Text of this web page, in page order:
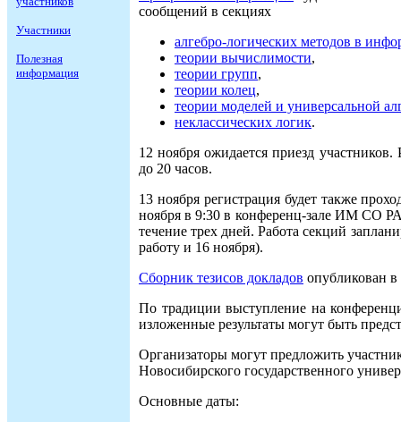
Участники
Полезная
информация
сообщений в секциях
алгебро-логических методов в
теории вычислимости,
теории групп,
теории колец,
теории моделей и универсальной
неклассических логик.
12 ноября ожидается приезд
до 20 часов.
13 ноября регистрация будет также
ноября в 9:30 в конференц-зале ИМ СО
течение трех дней. Работа секций
работу и 16 ноября).
Сборник тезисов докладов опубликован
По традиции выступление на
изложенные результаты могут быть
Организаторы могут предложить
Новосибирского государственного
Основные даты: